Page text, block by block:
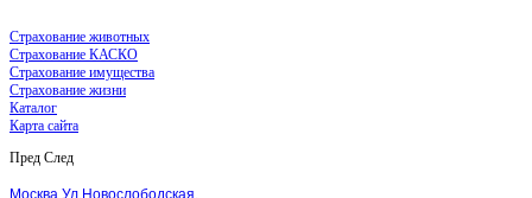
Страхование животных
Страхование КАСКО
Страхование имущества
Страхование жизни
Каталог
Карта сайта
Пред След
Москва Ул.Новослободская,